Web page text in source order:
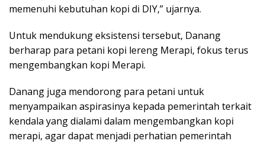
memenuhi kebutuhan kopi di DIY,” ujarnya.
Untuk mendukung eksistensi tersebut, Danang
berharap para petani kopi lereng Merapi, fokus terus
mengembangkan kopi Merapi.
Danang juga mendorong para petani untuk
menyampaikan aspirasinya kepada pemerintah terkait
kendala yang dialami dalam mengembangkan kopi
merapi, agar dapat menjadi perhatian pemerintah